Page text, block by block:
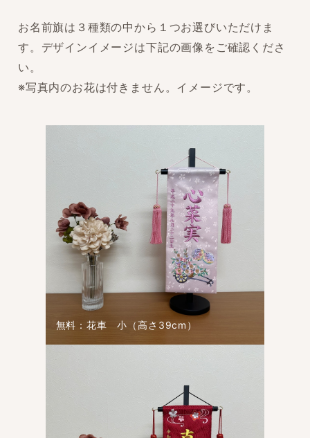
お名前旗は３種類の中から１つお選びいただけま
す。デザインイメージは下記の画像をご確認くださ
い。
※写真内のお花は付きません。イメージです。
無料：花車 小（高さ39cm）